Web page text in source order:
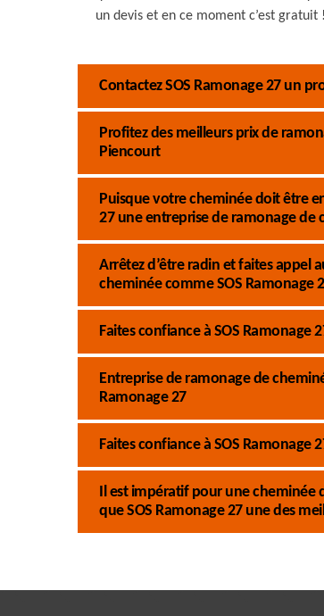
un devis et en ce moment c’est gratuit !
Contactez SOS Ramonage 27 un
Profitez des meilleurs prix de
Piencourt
Puisque votre cheminée doit être
27 une entreprise de ramonage de
Arrêtez d’être radin et faites appel
cheminée comme SOS
Faites confiance à SOS
Entreprise de ramonage de
Ramonage 27
Faites confiance à SOS
Il est impératif pour une cheminée
que SOS Ramonage 27 une des